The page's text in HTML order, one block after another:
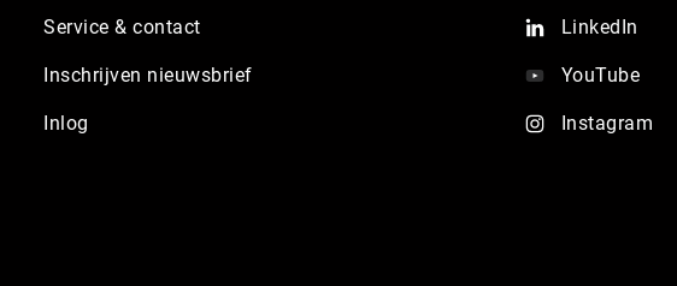
Service & contact
Inschrijven nieuwsbrief
Inlog
LinkedIn
YouTube
Instagram